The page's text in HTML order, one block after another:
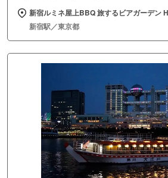
新宿ルミネ屋上BBQ 旅するビアガーデン
新宿駅／東京都